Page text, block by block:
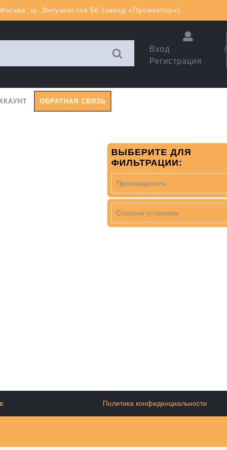
ш. Энтузиастов 56 (завод «Прожектор»)
Вход /
Регистрация
ОБРАТНАЯ СВЯЗЬ
ВЫБЕРИТЕ ДЛЯ
ФИЛЬТРАЦИИ:
Политика конфиденциальности